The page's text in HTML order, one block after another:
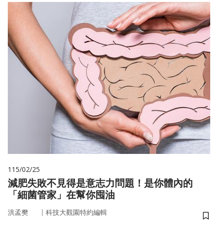
115/02/25
減肥失敗不見得是意志力問題！是你體內的
「細菌管家」在幫你囤油
洪孟樊 ｜ 科技大觀園特約編輯
儲